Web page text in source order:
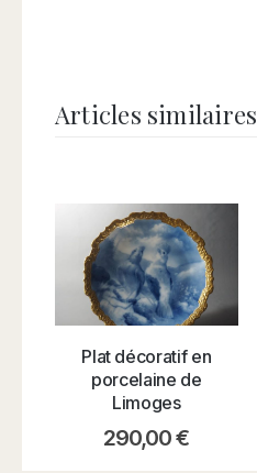
Articles similaires
Plat décoratif en
porcelaine de
Limoges
290,00€